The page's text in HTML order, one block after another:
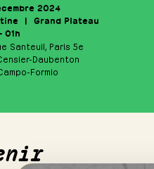
2024
Grand Plateau
01h
Santeuil, Paris 5e
Daubenton
Formio